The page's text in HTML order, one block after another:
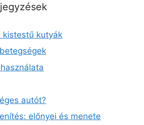
kistestű kutyák
autót?
előnyei és menete